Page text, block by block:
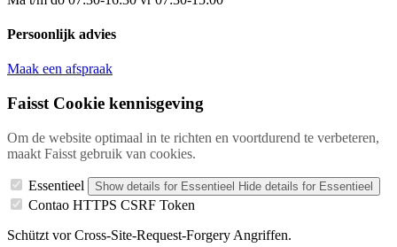
Persoonlijk advies
Maak een afspraak
Faisst Cookie kennisgeving
Om de website optimaal in te richten en voortdurend te verbeteren,
maakt Faisst gebruik van cookies.
Essentieel Show details for Essentieel Hide details for Essentieel
Contao HTTPS CSRF Token
Schützt vor Cross-Site-Request-Forgery Angriffen.